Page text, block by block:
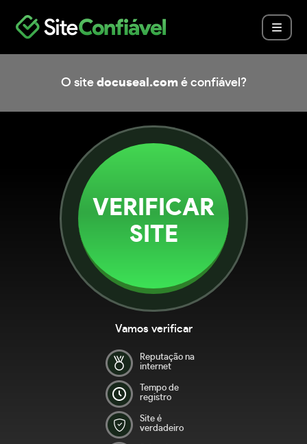
O site docuseal.com é confiável?
VERIFICAR
SITE
Vamos verificar
Reputação na
internet
Tempo de
registro
Site é
verdadeiro